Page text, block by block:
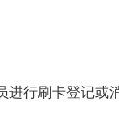
进行刷卡登记或